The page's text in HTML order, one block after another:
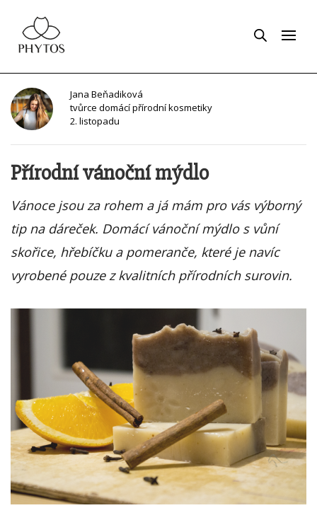
Jana Beňadiková
tvůrce domácí přírodní kosmetiky
2. listopadu
Přírodní vánoční mýdlo
Vánoce jsou za rohem a já mám pro vás výborný
tip na dáreček. Domácí vánoční mýdlo s vůní
skořice, hřebíčku a pomeranče, které je navíc
vyrobené pouze z kvalitních přírodních surovin.